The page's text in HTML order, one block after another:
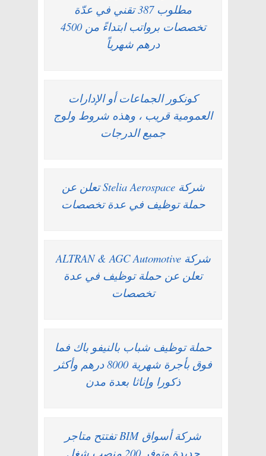
مطلوب 387 تقني في عدّة
تخصصات برواتب ابتداءً من 4500
درهم شهرياً
كونكور الجماعات أو الإدارات
العمومية قريب ، وهذه شروط ولوج
جميع الدرجات
شركة Stelia Aerospace تعلن عن
حملة توظيف في عدة تخصصات
شركة ALTRAN & AGC Automotive
تعلن عن حملة توظيف في عدة
تخصصات
حملة توظيف شباب بالنيفو باك فما
فوق بأجرة شهرية 8000 درهم وأكثر
ذكورا وإناثا بعدة مدن
شركة أسواق BIM تفتتح متاجر
جديدة وتوفر 200 منصب شغل